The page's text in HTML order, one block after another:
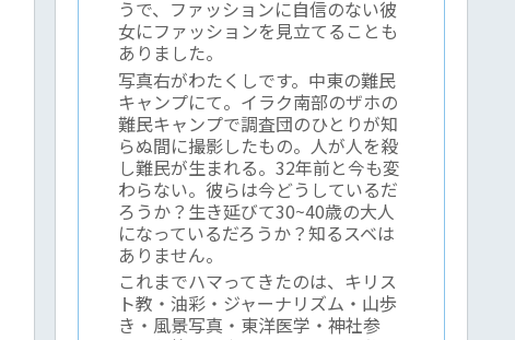
うで、ファッションに自信のない彼
女にファッションを見立てることも
ありました。
写真右がわたくしです。中東の難民
キャンプにて。イラク南部のザホの
難民キャンプで調査団のひとりが知
らぬ間に撮影したもの。人が人を殺
し難民が生まれる。32年前と今も変
わらない。彼らは今どうしているだ
ろうか？生き延びて30~40歳の大人
になっているだろうか？知るスベは
ありません。
これまでハマってきたのは、キリス
ト教・油彩・ジャーナリズム・山歩
き・風景写真・東洋医学・神社参